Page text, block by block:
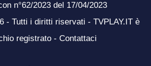
n°62/2023 del 17/04/2023
- Tutti i diritti riservati - TVPLAY.IT è
registrato - Contattaci